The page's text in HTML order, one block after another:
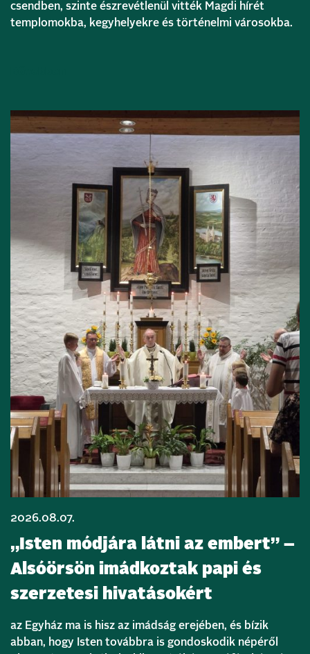
csendben, szinte észrevétlenül vitték Magdi hírét
templomokba, kegyhelyekre és történelmi városokba.
2026.08.07.
„Isten módjára látni az embert” –
Alsóörsön imádkoztak papi és
szerzetesi hivatásokért
az Egyház ma is hisz az imádság erejében, és bízik
abban, hogy Isten továbbra is gondoskodik népéről